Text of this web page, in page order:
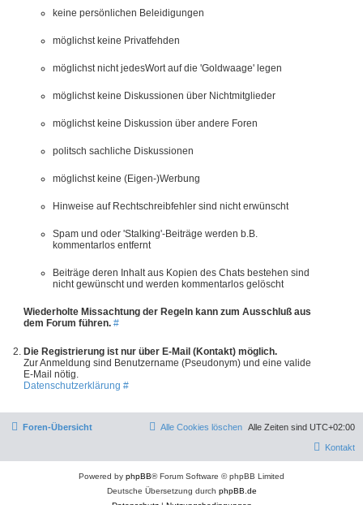
keine persönlichen Beleidigungen
möglichst keine Privatfehden
möglichst nicht jedesWort auf die 'Goldwaage' legen
möglichst keine Diskussionen über Nichtmitglieder
möglichst keine Diskussion über andere Foren
politsch sachliche Diskussionen
möglichst keine (Eigen-)Werbung
Hinweise auf Rechtschreibfehler sind nicht erwünscht
Spam und oder 'Stalking'-Beiträge werden b.B.
kommentarlos entfernt
Beiträge deren Inhalt aus Kopien des Chats bestehen sind
nicht gewünscht und werden kommentarlos gelöscht
Wiederholte Missachtung der Regeln kann zum Ausschluß aus
dem Forum führen. #
Die Registrierung ist nur über E-Mail (Kontakt) möglich.
Zur Anmeldung sind Benutzername (Pseudonym) und eine valide
E-Mail nötig.
Datenschutzerklärung #
Foren-Übersicht Alle Zeiten sind UTC+02:00
Alle Cookies löschen
Kontakt
Powered by phpBB® Forum Software © phpBB Limited
Deutsche Übersetzung durch phpBB.de